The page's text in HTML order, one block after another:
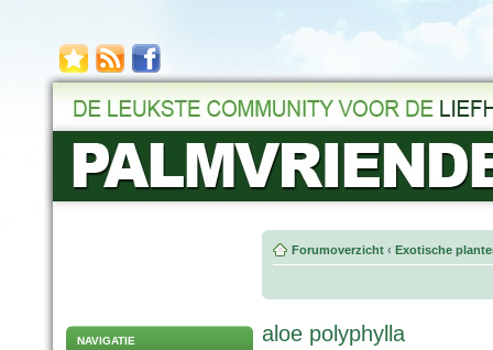
NAVIGATIE
Forumoverzicht ‹ Exotische
aloe polyphylla